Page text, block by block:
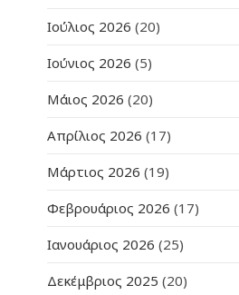
Ιούλιος 2026 (20)
Ιούνιος 2026 (5)
Μάιος 2026 (20)
Απρίλιος 2026 (17)
Μάρτιος 2026 (19)
Φεβρουάριος 2026 (17)
Ιανουάριος 2026 (25)
Δεκέμβριος 2025 (20)